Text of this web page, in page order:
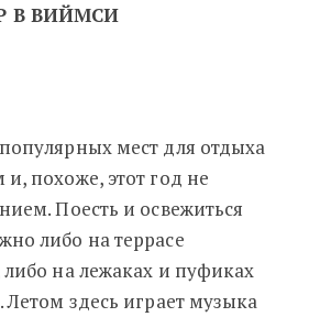
В ВИЙМСИ
мест для отдыха
похоже, этот год не
Поесть и освежиться
либо на террасе
либо на лежаках и пуфиках
здесь играет музыка